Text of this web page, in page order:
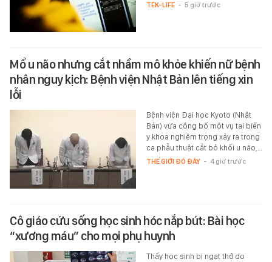
TEK-LIFE - 5 giờ trước
Mổ u não nhưng cắt nhầm mô khỏe khiến nữ bệnh
nhân nguy kịch: Bệnh viện Nhật Bản lên tiếng xin
lỗi
Bệnh viện Đại học Kyoto (Nhật
Bản) vừa công bố một vụ tai biến
y khoa nghiêm trọng xảy ra trong
ca phẫu thuật cắt bỏ khối u não,…
THẾ GIỚI ĐÓ ĐÂY - 4 giờ trước
Cô giáo cứu sống học sinh hóc nắp bút: Bài học
“xương máu” cho mọi phụ huynh
Thấy học sinh bị ngạt thở do